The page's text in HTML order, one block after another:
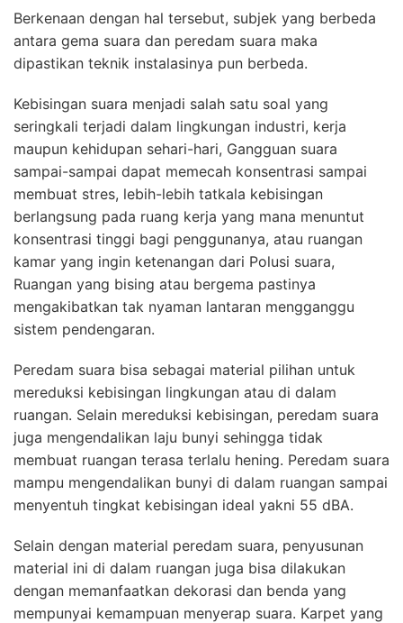
Berkenaan dengan hal tersebut, subjek yang berbeda
antara gema suara dan peredam suara maka
dipastikan teknik instalasinya pun berbeda.
Kebisingan suara menjadi salah satu soal yang
seringkali terjadi dalam lingkungan industri, kerja
maupun kehidupan sehari-hari, Gangguan suara
sampai-sampai dapat memecah konsentrasi sampai
membuat stres, lebih-lebih tatkala kebisingan
berlangsung pada ruang kerja yang mana menuntut
konsentrasi tinggi bagi penggunanya, atau ruangan
kamar yang ingin ketenangan dari Polusi suara,
Ruangan yang bising atau bergema pastinya
mengakibatkan tak nyaman lantaran mengganggu
sistem pendengaran.
Peredam suara bisa sebagai material pilihan untuk
mereduksi kebisingan lingkungan atau di dalam
ruangan. Selain mereduksi kebisingan, peredam suara
juga mengendalikan laju bunyi sehingga tidak
membuat ruangan terasa terlalu hening. Peredam suara
mampu mengendalikan bunyi di dalam ruangan sampai
menyentuh tingkat kebisingan ideal yakni 55 dBA.
Selain dengan material peredam suara, penyusunan
material ini di dalam ruangan juga bisa dilakukan
dengan memanfaatkan dekorasi dan benda yang
mempunyai kemampuan menyerap suara. Karpet yang